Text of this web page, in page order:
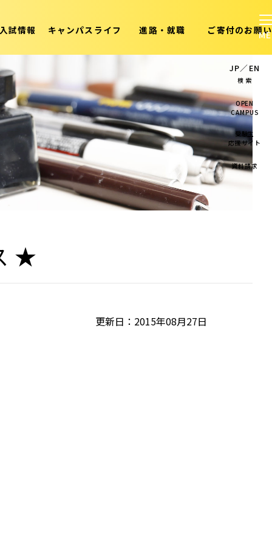
試情報 キャンパスライフ 進路・就職 ご寄付のお願い
★
更新日：2015年08月27日
JP／EN
検 索
OPEN
CAMPUS
受験生
応援サイト
資料請求